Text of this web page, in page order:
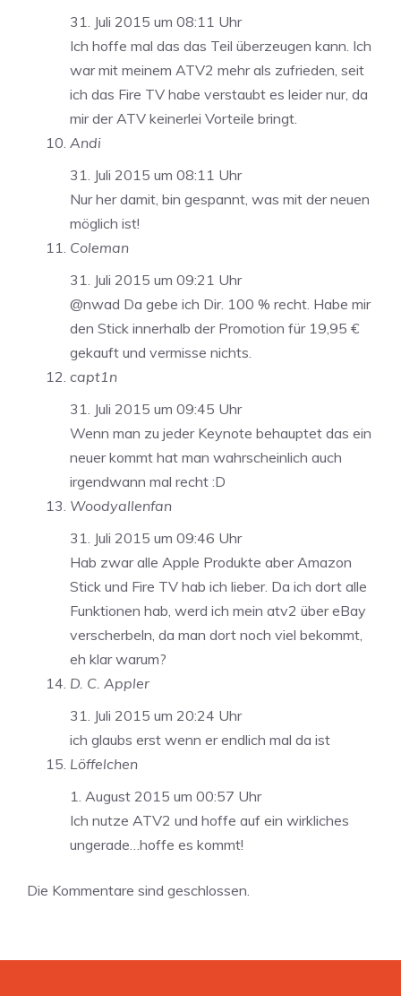
31. Juli 2015 um 08:11 Uhr
Ich hoffe mal das das Teil überzeugen kann. Ich
war mit meinem ATV2 mehr als zufrieden, seit
ich das Fire TV habe verstaubt es leider nur, da
mir der ATV keinerlei Vorteile bringt.
Andi
31. Juli 2015 um 08:11 Uhr
Nur her damit, bin gespannt, was mit der neuen
möglich ist!
Coleman
31. Juli 2015 um 09:21 Uhr
@nwad Da gebe ich Dir. 100 % recht. Habe mir
den Stick innerhalb der Promotion für 19,95 €
gekauft und vermisse nichts.
capt1n
31. Juli 2015 um 09:45 Uhr
Wenn man zu jeder Keynote behauptet das ein
neuer kommt hat man wahrscheinlich auch
irgendwann mal recht :D
Woodyallenfan
31. Juli 2015 um 09:46 Uhr
Hab zwar alle Apple Produkte aber Amazon
Stick und Fire TV hab ich lieber. Da ich dort alle
Funktionen hab, werd ich mein atv2 über eBay
verscherbeln, da man dort noch viel bekommt,
eh klar warum?
D. C. Appler
31. Juli 2015 um 20:24 Uhr
ich glaubs erst wenn er endlich mal da ist
Löffelchen
1. August 2015 um 00:57 Uhr
Ich nutze ATV2 und hoffe auf ein wirkliches
ungerade…hoffe es kommt!
Die Kommentare sind geschlossen.